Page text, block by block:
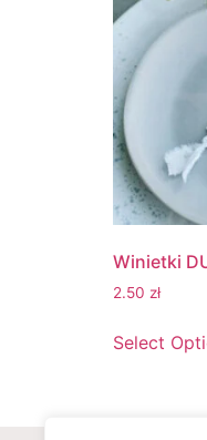
Winietki
2.50 zł
Select